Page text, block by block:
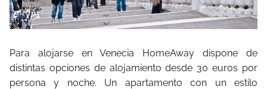
Para alojarse en Venecia HomeAway dispone de
distintas opciones de alojamiento desde 30 euros por
persona y noche. Un apartamento con un estilo